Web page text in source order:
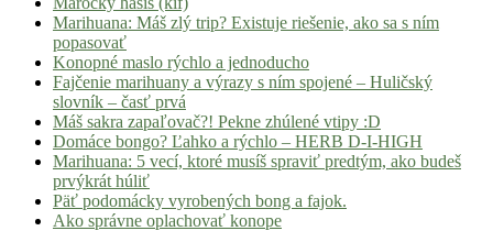
Marihuana: Máš zlý trip? Existuje riešenie, ako sa s ním
popasovať
Konopné maslo rýchlo a jednoducho
Fajčenie marihuany a výrazy s ním spojené – Huličský
slovník – časť prvá
Máš sakra zapaľovač?! Pekne zhúlené vtipy :D
Domáce bongo? Ľahko a rýchlo – HERB D-I-HIGH
Marihuana: 5 vecí, ktoré musíš spraviť predtým, ako budeš
prvýkrát húliť
Päť podomácky vyrobených bong a fajok.
Ako správne oplachovať konope